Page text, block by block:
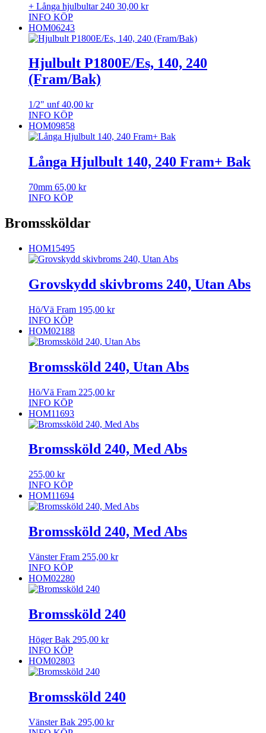
+ Långa hjulbultar 240 30,00 kr
INFO KÖP
HOM06243
Hjulbult P1800E/Es, 140, 240
(Fram/Bak)
1/2" unf 40,00 kr
INFO KÖP
HOM09858
Långa Hjulbult 140, 240 Fram+ Bak
70mm 65,00 kr
INFO KÖP
Bromssköldar
HOM15495
Grovskydd skivbroms 240, Utan Abs
Hö/Vä Fram 195,00 kr
INFO KÖP
HOM02188
Bromssköld 240, Utan Abs
Hö/Vä Fram 225,00 kr
INFO KÖP
HOM11693
Bromssköld 240, Med Abs
255,00 kr
INFO KÖP
HOM11694
Bromssköld 240, Med Abs
Vänster Fram 255,00 kr
INFO KÖP
HOM02280
Bromssköld 240
Höger Bak 295,00 kr
INFO KÖP
HOM02803
Bromssköld 240
Vänster Bak 295,00 kr